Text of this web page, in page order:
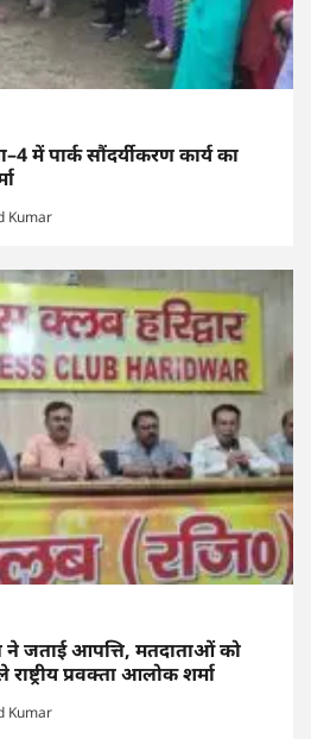
में पार्क सौंदर्यीकरण कार्य का
Kumar
ने जताई आपत्ति, मतदाताओं को
प्रवक्ता आलोक शर्मा
Kumar